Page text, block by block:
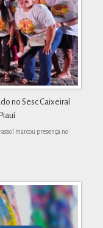
no Sesc Caixeiral
marcou presença no